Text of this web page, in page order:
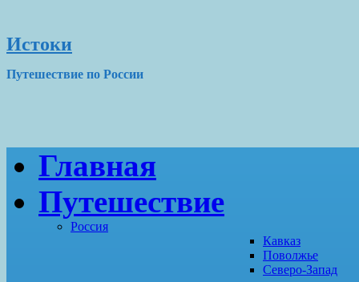
Истоки
Путешествие по России
Главная
Путешествие
Россия
Кавказ
Поволжье
Северо-Запад